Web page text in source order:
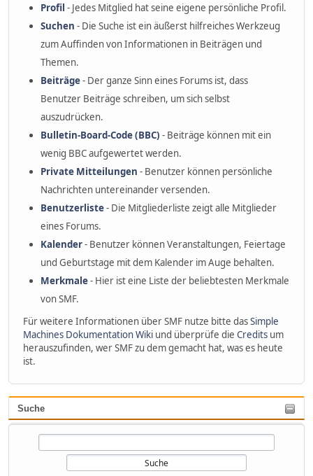
Suche
Profil - Jedes Mitglied hat seine eigene persönliche Profil.
Suchen - Die Suche ist ein äußerst hilfreiches Werkzeug
zum Auffinden von Informationen in Beiträgen und
Themen.
Beiträge- Der ganze Sinn eines Forums ist, dass
Benutzer Beiträge schreiben, um sich selbst
auszudrücken.
Bulletin-Board-Code (BBC) - Beiträge können mit ein
wenig BBC aufgewertet werden.
Private Mitteilungen - Benutzer können persönliche
Nachrichten untereinander versenden.
Benutzerliste- Die Mitgliederliste zeigt alle Mitglieder
eines Forums.
Kalender- Benutzer können Veranstaltungen, Feiertage
und Geburtstage mit dem Kalender im Auge behalten.
Merkmale- Hier ist eine Liste der beliebtesten Merkmale
von SMF.
Für weitere Informationen über SMF nutze bitte dasSimple
Machines Dokumentation Wiki und überprüfe die Credits um
herauszufinden, wer SMF zu dem gemacht hat, was es heute
ist.